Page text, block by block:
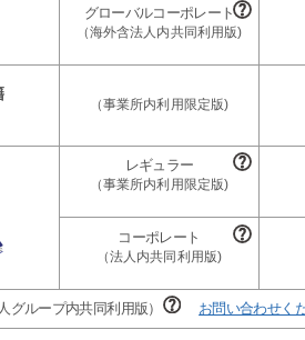
グループ内共同利用版） お問い合わせく